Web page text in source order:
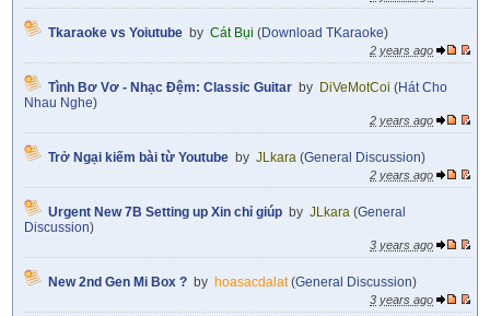
Tkaraoke vs Yoiutube by Cát Bụi (Download TKaraoke)
2 years ago
Tình Bơ Vơ - Nhạc Đệm: Classic Guitar by DiVeMotCoi (Hát Cho
Nhau Nghe)
2 years ago
Trở Ngại kiếm bài từ Youtube by JLkara (General Discussion)
2 years ago
Urgent New 7B Setting up Xin chỉ giúp by JLkara (General
Discussion)
3 years ago
New 2nd Gen Mi Box ? by hoasacdalat(General Discussion)
3 years ago